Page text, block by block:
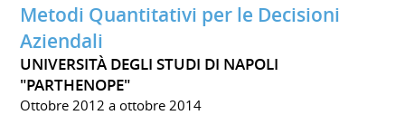
Metodi Quantitativi per le Decisioni
Aziendali
UNIVERSITÀ DEGLI STUDI DI NAPOLI
"PARTHENOPE"
Ottobre 2012 a ottobre 2014